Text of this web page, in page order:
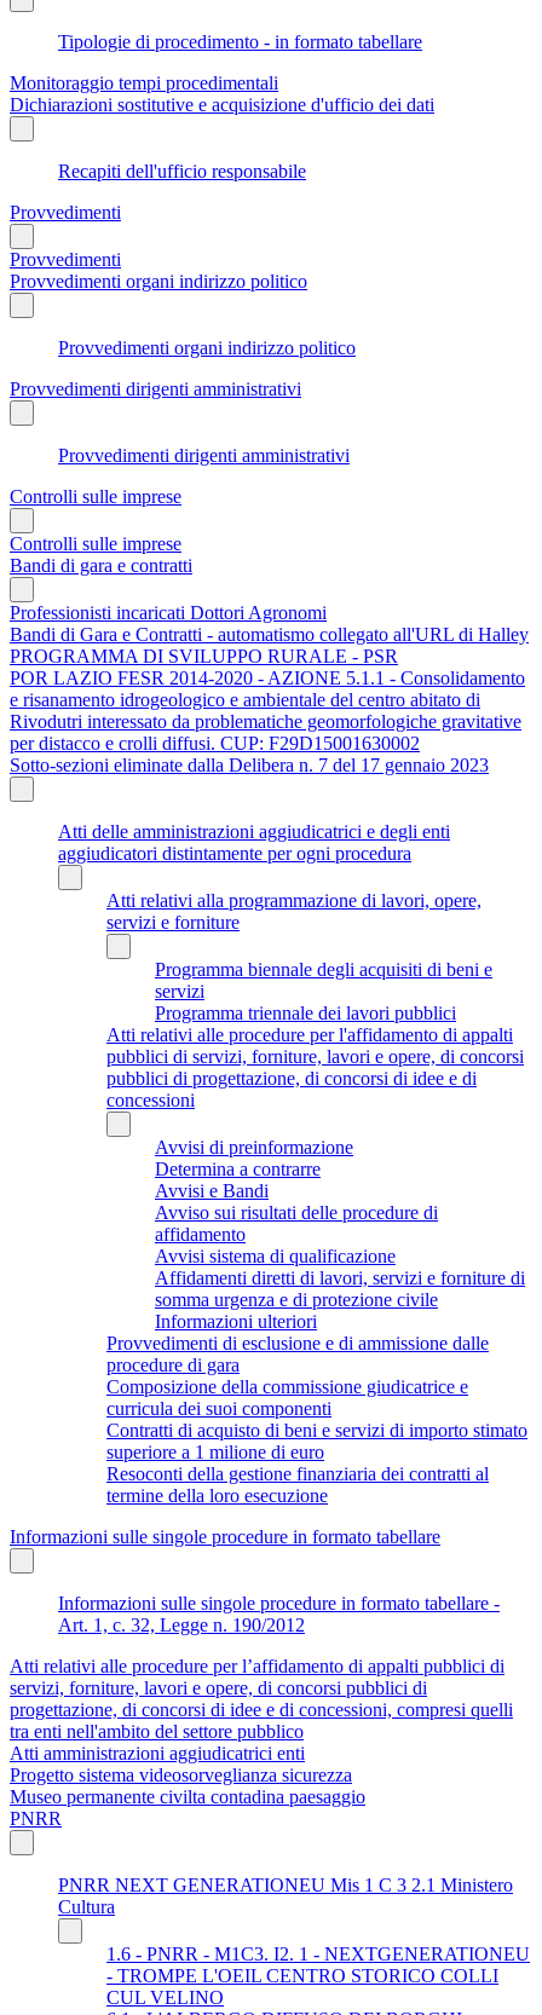
Tipologie di procedimento - in formato tabellare
Monitoraggio tempi procedimentali
Dichiarazioni sostitutive e acquisizione d'ufficio dei dati
Recapiti dell'ufficio responsabile
Provvedimenti
Provvedimenti
Provvedimenti organi indirizzo politico
Provvedimenti organi indirizzo politico
Provvedimenti dirigenti amministrativi
Provvedimenti dirigenti amministrativi
Controlli sulle imprese
Controlli sulle imprese
Bandi di gara e contratti
Professionisti incaricati Dottori Agronomi
Bandi di Gara e Contratti - automatismo collegato all'URL di Halley
PROGRAMMA DI SVILUPPO RURALE - PSR
POR LAZIO FESR 2014-2020 - AZIONE 5.1.1 - Consolidamento
e risanamento idrogeologico e ambientale del centro abitato di
Rivodutri interessato da problematiche geomorfologiche gravitative
per distacco e crolli diffusi. CUP: F29D15001630002
Sotto-sezioni eliminate dalla Delibera n. 7 del 17 gennaio 2023
Atti delle amministrazioni aggiudicatrici e degli enti
aggiudicatori distintamente per ogni procedura
Atti relativi alla programmazione di lavori, opere,
servizi e forniture
Programma biennale degli acquisiti di beni e
servizi
Programma triennale dei lavori pubblici
Atti relativi alle procedure per l'affidamento di appalti
pubblici di servizi, forniture, lavori e opere, di concorsi
pubblici di progettazione, di concorsi di idee e di
concessioni
Avvisi di preinformazione
Determina a contrarre
Avvisi e Bandi
Avviso sui risultati delle procedure di
affidamento
Avvisi sistema di qualificazione
Affidamenti diretti di lavori, servizi e forniture di
somma urgenza e di protezione civile
Informazioni ulteriori
Provvedimenti di esclusione e di ammissione dalle
procedure di gara
Composizione della commissione giudicatrice e
curricula dei suoi componenti
Contratti di acquisto di beni e servizi di importo stimato
superiore a 1 milione di euro
Resoconti della gestione finanziaria dei contratti al
termine della loro esecuzione
Informazioni sulle singole procedure in formato tabellare
Informazioni sulle singole procedure in formato tabellare -
Art. 1, c. 32, Legge n. 190/2012
Atti relativi alle procedure per l’affidamento di appalti pubblici di
servizi, forniture, lavori e opere, di concorsi pubblici di
progettazione, di concorsi di idee e di concessioni, compresi quelli
tra enti nell'ambito del settore pubblico
Atti amministrazioni aggiudicatrici enti
Progetto sistema videosorveglianza sicurezza
Museo permanente civilta contadina paesaggio
PNRR
PNRR NEXT GENERATIONEU Mis 1 C 3 2.1 Ministero
Cultura
1.6 - PNRR - M1C3. I2. 1 - NEXTGENERATIONEU
- TROMPE L'OEIL CENTRO STORICO COLLI
CUL VELINO